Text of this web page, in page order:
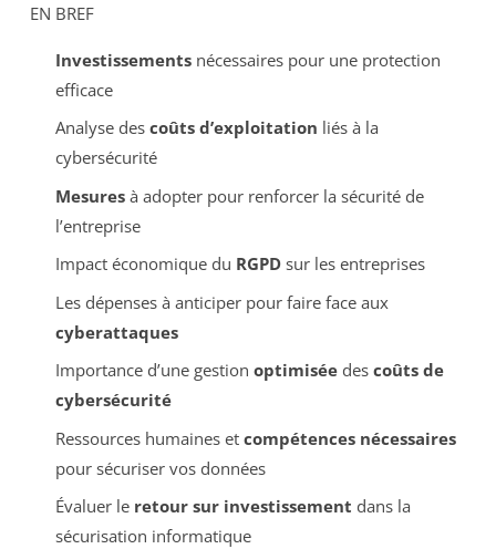
EN BREF
Investissementsnécessaires pour une protection
efficace
Analyse des coûts d’exploitation liés à la
cybersécurité
Mesuresà adopter pour renforcer la sécurité de
l’entreprise
Impact économique du RGPDsur les entreprises
Les dépenses à anticiper pour faire face aux
cyberattaques
Importance d’une gestion optimiséedes coûts de
cybersécurité
Ressources humaines et compétences nécessaires
pour sécuriser vos données
Évaluer le retour sur investissement dans la
sécurisation informatique